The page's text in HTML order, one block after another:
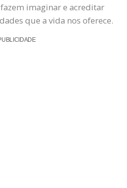
imaginar e acreditar
que a vida nos oferece.